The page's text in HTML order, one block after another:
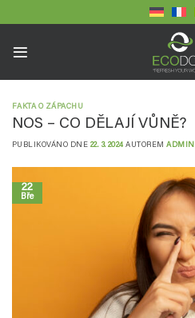
na
FAKTA O ZÁPACHU
NOS – CO DĚLAJÍ VŮNĚ?
PUBLIKOVÁNO DNE 22. 3. 2024 AUTOREMADMIN
22
Bře